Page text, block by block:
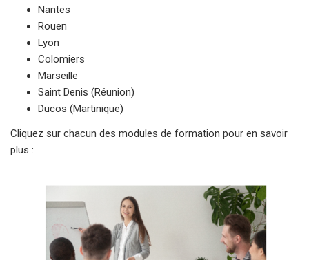
Nantes
Rouen
Lyon
Colomiers
Marseille
Saint Denis (Réunion)
Ducos (Martinique)
Cliquez sur chacun des modules de formation pour en savoir
plus :